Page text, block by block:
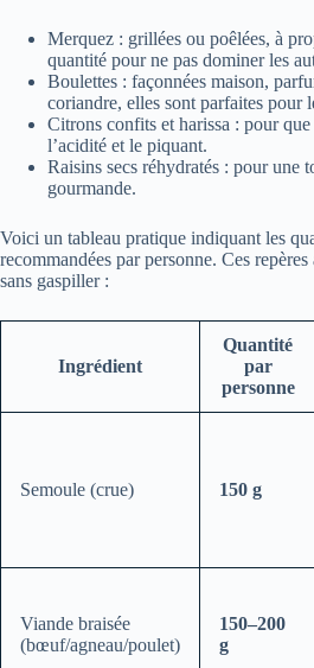
Merquez : grillées ou poêlées, à
quantité pour ne pas dominer les
Boulettes : façonnées maison,
coriandre, elles sont parfaites pour
Citrons confits et harissa : pour
l’acidité et le piquant.
Raisins secs réhydratés : pour une
gourmande.
Voici un tableau pratique indiquant les
recommandées par personne. Ces
sans gaspiller :
Ingrédient
Quantité
par
personne
Semoule (crue) 150 g
Viande braisée
(bœuf/agneau/poulet)
150–200
g